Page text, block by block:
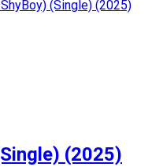
(2025)